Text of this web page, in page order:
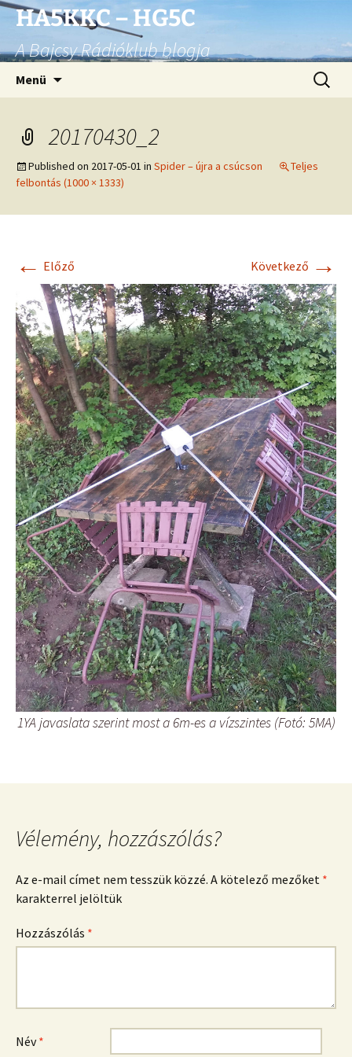
Ugrás
tartalomhoz
HA5KKC – HG5C
A Bajcsy Rádióklub blogja
Menü
20170430_2
Published on 2017-05-01 in Spider – újra a csúcson
Teljes
felbontás (1000 × 1333)
← Előző Következő →
1YA javaslata szerint most a 6m-es a vízszintes (Fotó: 5MA)
Vélemény, hozzászólás?
Az e-mail címet nem tesszük közzé. A kötelező mezőket *
karakterrel jelöltük
Hozzászólás *
Név*